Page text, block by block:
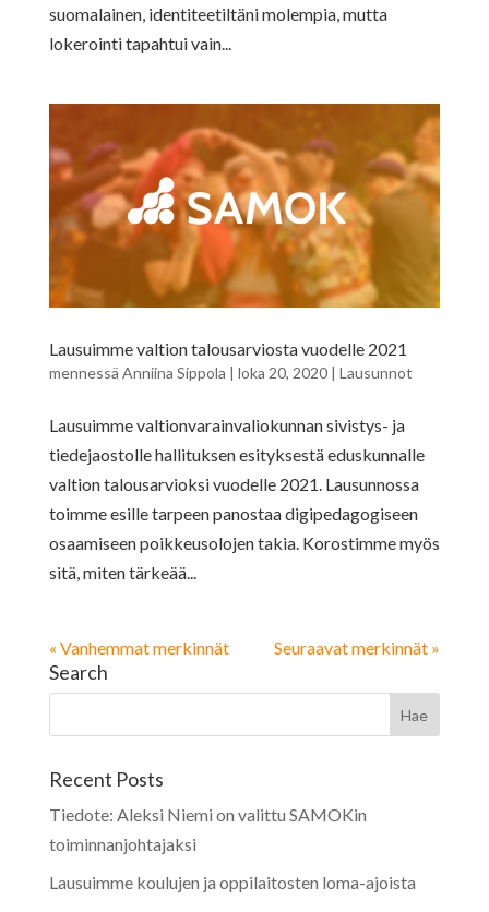
suomalainen, identiteetiltäni molempia, mutta
lokerointi tapahtui vain...
Lausuimme valtion talousarviosta vuodelle 2021
mennessä Anniina Sippola loka 20, 2020| Lausunnot
Lausuimme valtionvarainvaliokunnan sivistys- ja
tiedejaostolle hallituksen esityksestä eduskunnalle
valtion talousarvioksi vuodelle 2021. Lausunnossa
toimme esille tarpeen panostaa digipedagogiseen
osaamiseen poikkeusolojen takia. Korostimme myös
sitä, miten tärkeää...
« Vanhemmat merkinnät Seuraavat merkinnät »
Search
Recent Posts
Tiedote: Aleksi Niemi on valittu SAMOKin
toiminnanjohtajaksi
Lausuimme koulujen ja oppilaitosten loma-ajoista